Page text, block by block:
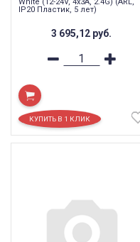
IP20 Пластик, 5 лет)
3 695,12 руб.